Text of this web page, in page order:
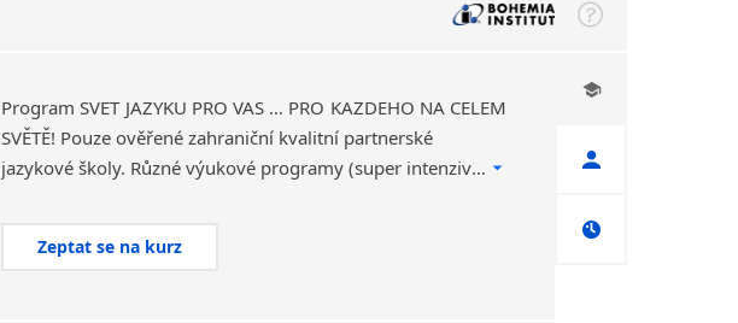
Program SVĚT JAZYKŮ PRO VÁS … PRO KAŽDÉHO NA CELÉM
SVĚTĚ! Pouze ověřené zahraniční kvalitní partnerské
jazykové školy. Různé výukové programy (super intenzivní „crash“ kurzy, profesně orientované, skupinové i individuální kurzy,…Kompletní servis.
Zeptat se na kurz